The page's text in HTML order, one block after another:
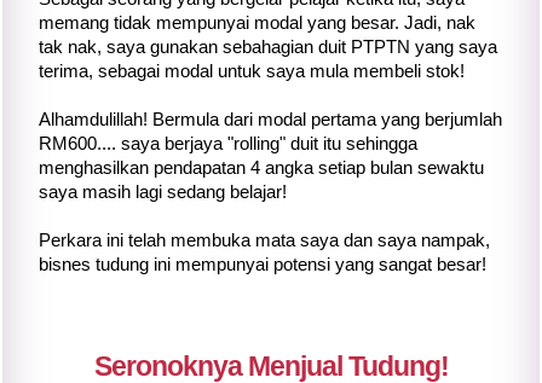
memang tidak mempunyai modal yang besar. Jadi, nak
tak nak, saya gunakan sebahagian duit PTPTN yang saya
terima, sebagai modal untuk saya mula membeli stok!
Alhamdulillah! Bermula dari modal pertama yang berjumlah
RM600.... saya berjaya "rolling" duit itu sehingga
menghasilkan pendapatan 4 angka setiap bulan sewaktu
saya masih lagi sedang belajar!
Perkara ini telah membuka mata saya dan saya nampak,
bisnes tudung ini mempunyai potensi yang sangat besar!
Seronoknya Menjual Tudung!